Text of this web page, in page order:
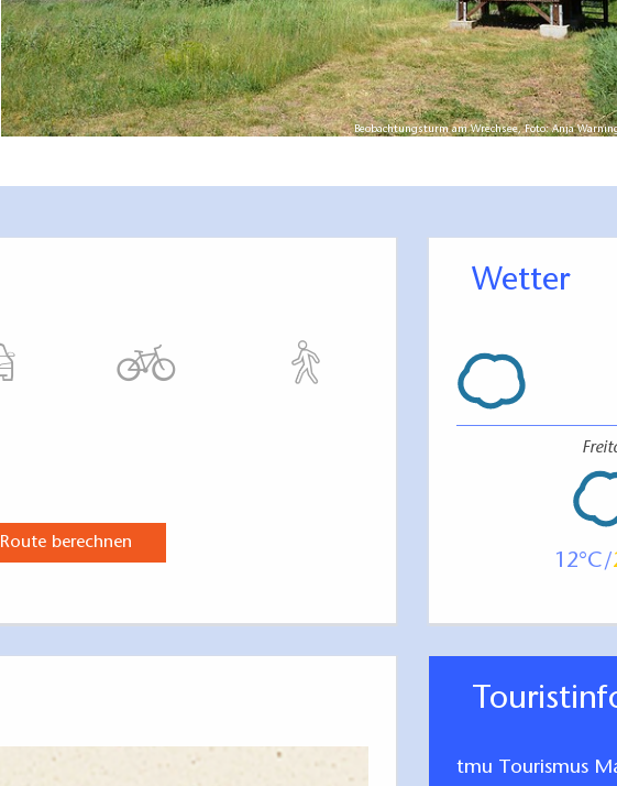
Beobachtungsturm am Wrechsee, Foto: Anja
Route berechnen
Wetter
12
tmu Tourismus